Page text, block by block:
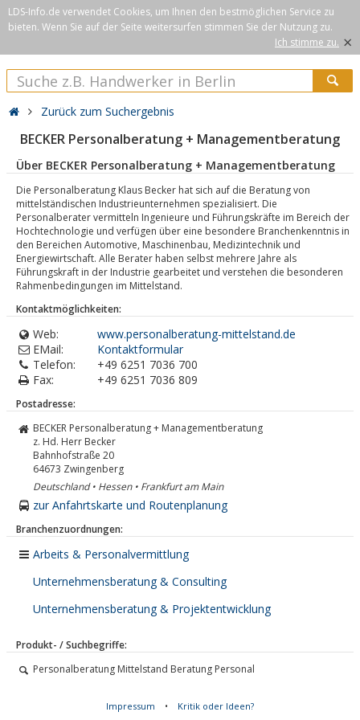
LDS-Info.de verwendet Cookies, um Ihnen den bestmöglichen Service zu
bieten. Wenn Sie auf der Seite weitersurfen stimmen Sie der Nutzung zu.
Ich stimme zu. ×
Zurück zum Suchergebnis
BECKER Personalberatung + Managementberatung
Über BECKER Personalberatung + Managementberatung
Die Personalberatung Klaus Becker hat sich auf die Beratung von
mittelständischen Industrieunternehmen spezialisiert. Die
Personalberater vermitteln Ingenieure und Führungskräfte im Bereich der
Hochtechnologie und verfügen über eine besondere Branchenkenntnis in
den Bereichen Automotive, Maschinenbau, Medizintechnik und
Energiewirtschaft. Alle Berater haben selbst mehrere Jahre als
Führungskraft in der Industrie gearbeitet und verstehen die besonderen
Rahmenbedingungen im Mittelstand.
Kontaktmöglichkeiten:
Web:
www.personalberatung-mittelstand.de
EMail:
Kontaktformular
Telefon:
+49 6251 7036 700
Fax:
+49 6251 7036 809
Postadresse:
BECKER Personalberatung + Managementberatung
z. Hd. Herr Becker
Bahnhofstraße 20
64673 Zwingenberg
Deutschland • Hessen • Frankfurt am Main
zur Anfahrtskarte und Routenplanung
Branchenzuordnungen:
Arbeits & Personalvermittlung
Unternehmensberatung & Consulting
Unternehmensberatung & Projektentwicklung
Produkt- / Suchbegriffe:
Personalberatung Mittelstand Beratung Personal
Impressum • Kritik oder Ideen?